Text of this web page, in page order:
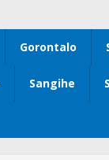
Gorontalo
Sangihe